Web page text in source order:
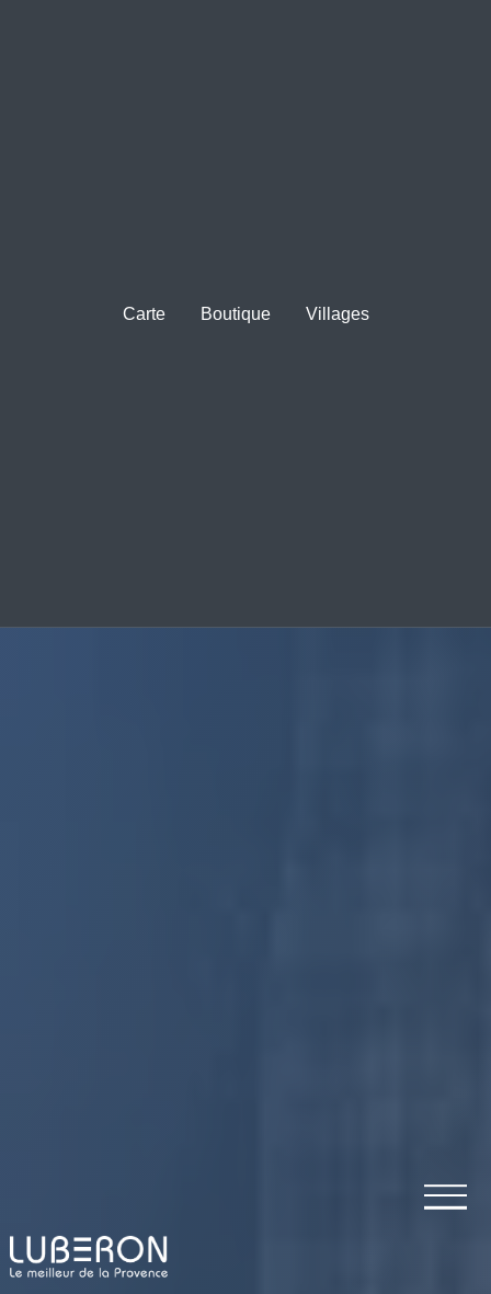
Carte Boutique Villages